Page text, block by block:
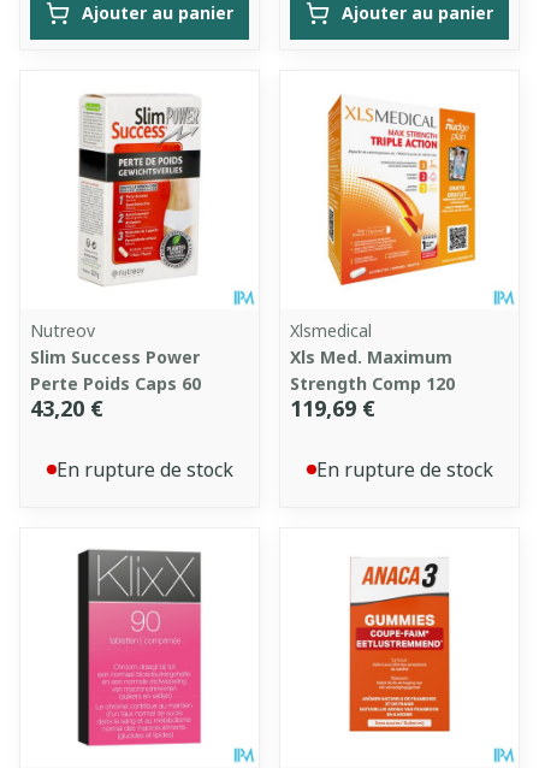
Ajouter au panier Ajouter au panier
Nutreov
Slim Success Power
Perte Poids Caps 60
43,20 €
En rupture de stock
Xlsmedical
Xls Med. Maximum
Strength Comp 120
119,69 €
En rupture de stock